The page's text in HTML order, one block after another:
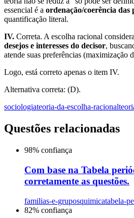
essencial é a ordenação/coerência das
quantificação literal.
IV. Correta. A escolha racional
desejos e interesses do decisor,
atende suas preferências (maximização
Logo, está correto apenas o item IV.
Alternativa correta: (D).
sociologiateoria-da-escolha-racional
Questões relacionadas
98% confiança
Com base na Tabela
corretamente as questões.
familias-e-gruposquimicatabela-
82% confiança